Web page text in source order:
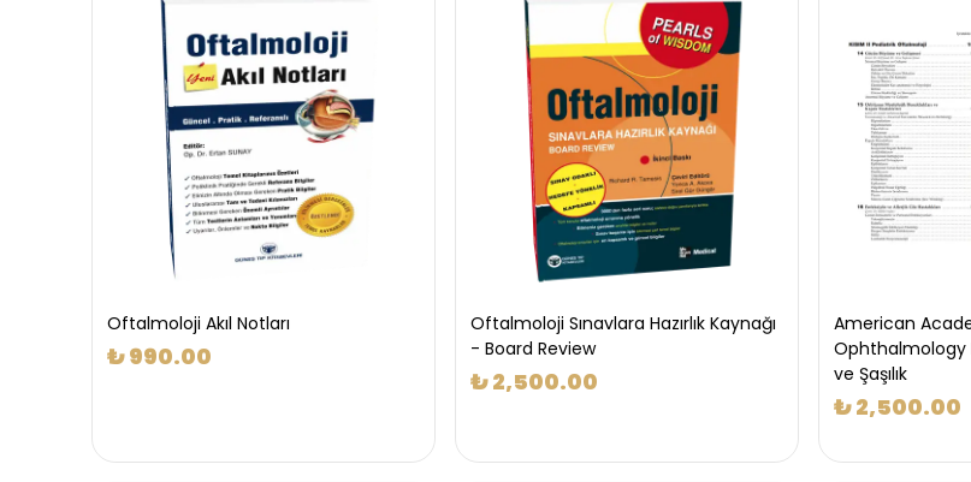
Oftalmoloji Akıl Notları
₺ 990.00
Oftalmoloji Sınavlara Hazırlık Kaynağı
- Board Review
₺ 2,500.00
American
Ophthalmology
ve Şaşılık
₺ 2,500.00